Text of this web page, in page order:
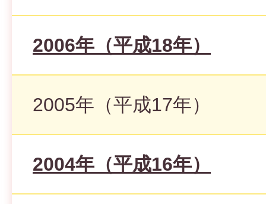
2006年（平成18年）
2005年（平成17年）
2004年（平成16年）